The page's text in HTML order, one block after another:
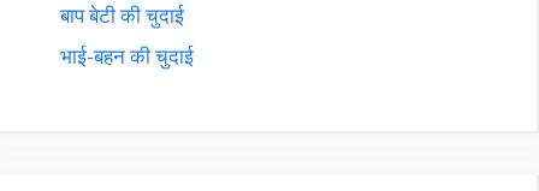
बाप बेटी की चुदाई
भाई-बहन की चुदाई